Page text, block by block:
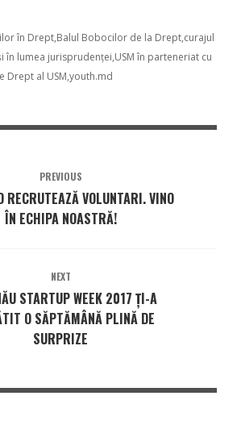
în Drept Balul Bobocilor de la Drept curajul
în lumea jurisprudenței USM în parteneriat cu
Drept al USM youth.md
PREVIOUS
RECRUTEAZĂ VOLUNTARI. VINO
ÎN ECHIPA NOASTRĂ!
NEXT
STARTUP WEEK 2017 ȚI-A
O SĂPTĂMÂNĂ PLINĂ DE
SURPRIZE